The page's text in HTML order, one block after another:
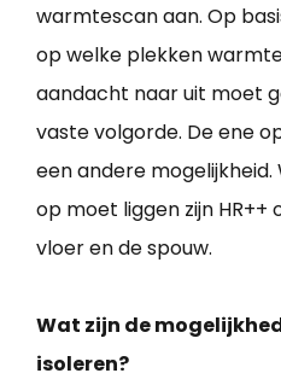
warmtescan aan. Op
op welke plekken
aandacht naar uit moet
vaste volgorde. De ene
een andere
op moet liggen zijn HR++
vloer en de spouw.
Wat zijn de
isoleren?